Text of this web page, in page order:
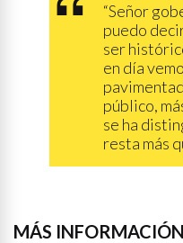
“Señor
puedo
ser
en día
público,
se ha
resta más
MÁS